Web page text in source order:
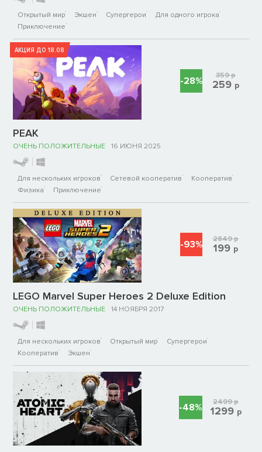
Открытый мир Экшен Супергерои
Для одного игрока
Приключение
АКЦИЯ ДО 18.08
PEAK
ОЧЕНЬ ПОЛОЖИТЕЛЬНЫЕ 16 ИЮНЯ 2025
Для нескольких игроков Сетевой кооператив
Кооператив
Физика
Приключение
-28% 359р
259 р
LEGO Marvel Super Heroes 2 Deluxe Edition
ОЧЕНЬ ПОЛОЖИТЕЛЬНЫЕ 14 НОЯБРЯ 2017
Для нескольких игроков Открытый мир
Супергерои
Кооператив
Экшен
-93% 2849р
199 р
-48% 2499р
1299 р